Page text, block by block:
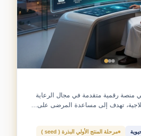
منصة رقمية متقدمة في مجال الرعاية
تهدف إلى مساعدة المرضى على...
مرحلة المنتج الأولي البذرة ( seed )